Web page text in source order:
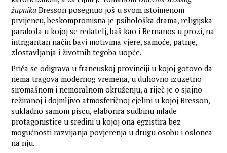
župnika Bresson posegnuo još u svom istoimenom
prvijencu, beskompromisna je psihološka drama, religijska
parabola u kojoj se redatelj, baš kao i Bernanos u prozi, na
intrigantan način bavi motivima vjere, samoće, patnje,
zlostavljanja i životnih tegoba uopće.
Priča se odigrava u francuskoj provinciji u kojoj gotovo da
nema tragova modernog vremena, u duhovno izuzetno
siromašnom i nemoralnom okruženju, a riječ je o sjajno
režiranoj i dojmljivo atmosferičnoj cjelini u kojoj Bresson,
sukladno samom piscu, elaborira sudbinu mlade
protagonistice u sredini u kojoj ona egzistira bez
mogućnosti razvijanja povjerenja u drugu osobu i oslonca
na nju.